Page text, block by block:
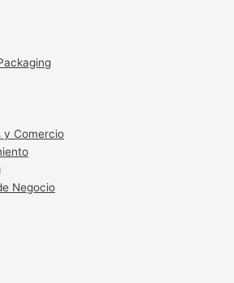
y Comercio
Negocio